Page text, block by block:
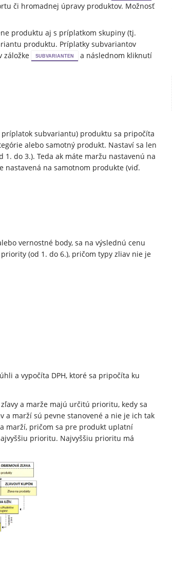
či hromadnej úpravy produktov. Možnosť
produktu aj s príplatkom skupiny (tj.
produktu. Príplatky subvariantov
záložke SUBVARIANTEN
a následnom kliknutí
subvariantu) produktu sa pripočíta
alebo samotný produkt. Nastaví sa len
do 3.). Teda ak máte maržu nastavenú na
nastavená na samotnom produkte (viď.
vernostné body, sa na výslednú cenu
(od 1. do 6.), pričom typy zliav nie je
a vypočíta DPH, ktoré sa pripočíta ku
a marže majú určitú prioritu, kedy sa
marží sú pevne stanovené a nie je ich tak
marží, pričom sa pre produkt uplatní
prioritu. Najvyššiu prioritu má